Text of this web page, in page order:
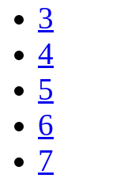
3
4
5
6
7